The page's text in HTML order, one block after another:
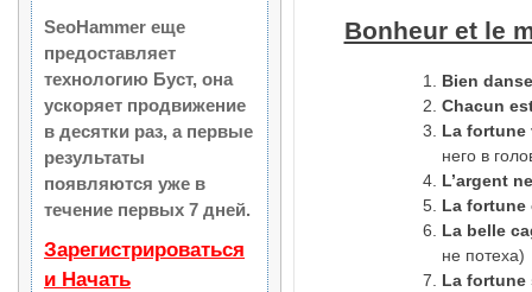
Bonheur et le
Bien
Chacun
La fortune
него в
L’argent
La fortune
La belle
не потеха)
La fortune
SeoHammer еще
предоставляет
технологию Буст, она
ускоряет продвижение
в десятки раз, а первые
результаты
появляются уже в
течение первых 7 дней.
Зарегистрироваться
и Начать